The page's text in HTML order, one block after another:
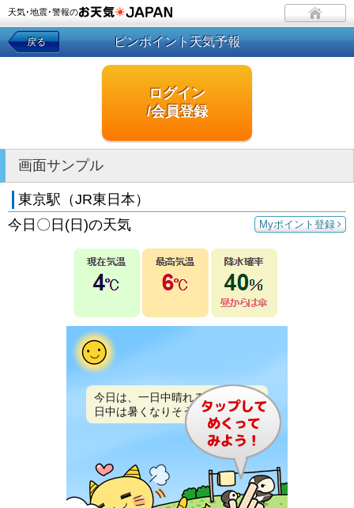
天気･地震･警報の
戻る ピンポイント天気予報
ログイン
/会員登録
画面サンプル
東京駅（JR東日本）
Myポイント登録
今日〇日(日)の天気
今日は、一日中晴れるでしょう。
日中は暑くなりそうです。